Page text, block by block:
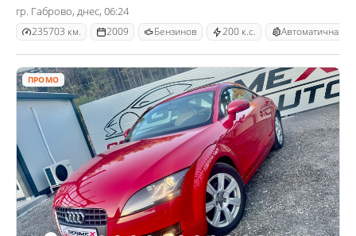
гр. Габрово, днес, 06:24
235703 км. 2009 Бензинов 200 к.с. Автоматична
ПРОМО